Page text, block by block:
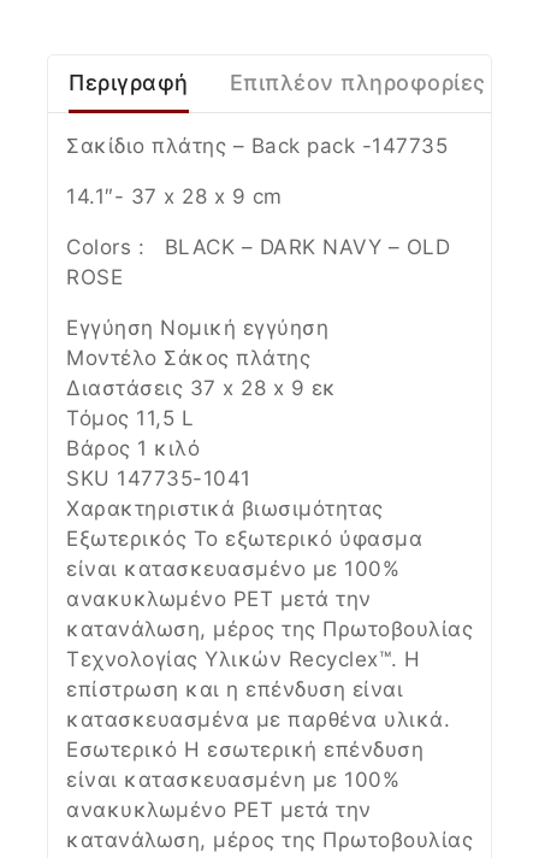
Περιγραφή Επιπλέον πληροφορίες
Σακίδιο πλάτης – Βack pack -147735
14.1″- 37 x 28 x 9 cm
Colors : BLACK – DARK NAVY – OLD
ROSE
Εγγύηση Νομική εγγύηση
Μοντέλο Σάκος πλάτης
Διαστάσεις 37 x 28 x 9 εκ
Τόμος 11,5 L
Βάρος 1 κιλό
SKU 147735-1041
Χαρακτηριστικά βιωσιμότητας
Εξωτερικός Το εξωτερικό ύφασμα
είναι κατασκευασμένο με 100%
ανακυκλωμένο PET μετά την
κατανάλωση, μέρος της Πρωτοβουλίας
Τεχνολογίας Υλικών Recyclex™. Η
επίστρωση και η επένδυση είναι
κατασκευασμένα με παρθένα υλικά.
Εσωτερικό Η εσωτερική επένδυση
είναι κατασκευασμένη με 100%
ανακυκλωμένο PET μετά την
κατανάλωση, μέρος της Πρωτοβουλίας